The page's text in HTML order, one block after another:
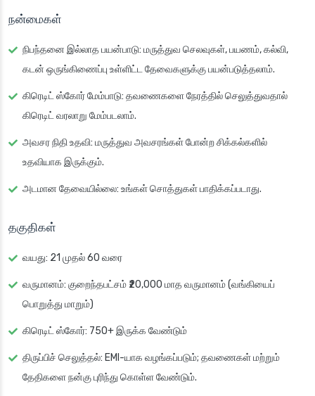
நன்மைகள்
நிபந்தனை இல்லாத பயன்பாடு: மருத்துவ செலவுகள், பயணம், கல்வி,
கடன் ஒருங்கிணைப்பு உள்ளிட்ட தேவைகளுக்கு பயன்படுத்தலாம்.
கிரெடிட் ஸ்கோர் மேம்பாடு: தவணைகளை நேரத்தில் செலுத்துவதால்
கிரெடிட் வரலாறு மேம்படலாம்.
அவசர நிதி உதவி: மருத்துவ அவசரங்கள் போன்ற சிக்கல்களில்
உதவியாக இருக்கும்.
அடமான தேவையில்லை: உங்கள் சொத்துகள் பாதிக்கப்படாது.
தகுதிகள்
வயது: 21 முதல் 60 வரை
வருமானம்: குறைந்தபட்சம் ₹20,000 மாத வருமானம் (வங்கியைப்
பொறுத்து மாறும்)
கிரெடிட் ஸ்கோர்: 750+ இருக்க வேண்டும்
திருப்பிச் செலுத்தல்: EMI-யாக வழங்கப்படும்; தவணைகள் மற்றும்
தேதிகளை நன்கு புரிந்து கொள்ள வேண்டும்.